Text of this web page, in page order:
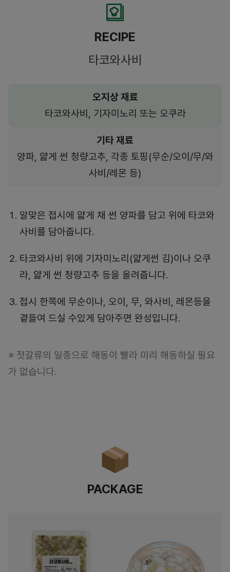
RECIPE
타코와사비
오지상 재료
타코와사비, 기자미노리 또는 오쿠라
기타 재료
양파, 얇게 썬 청량고추, 각종 토핑(무순/오이/무/와
사비/레몬 등)
알맞은 접시에 얇게 채 썬 양파를 담고 위에 타코와
사비를 담아줍니다.
타코와사비 위에 기자미노리(얇게썬 김)이나 오쿠
라, 얇게 썬 청량고추 등을 올려줍니다.
접시 한쪽에 무순이나, 오이, 무, 와사비, 레몬등을
곁들여 드실 수있게 담아주면 완성입니다.
※ 젓갈류의 일종으로 해동이 빨라 미리 해동하실 필요
가 없습니다.
PACKAGE